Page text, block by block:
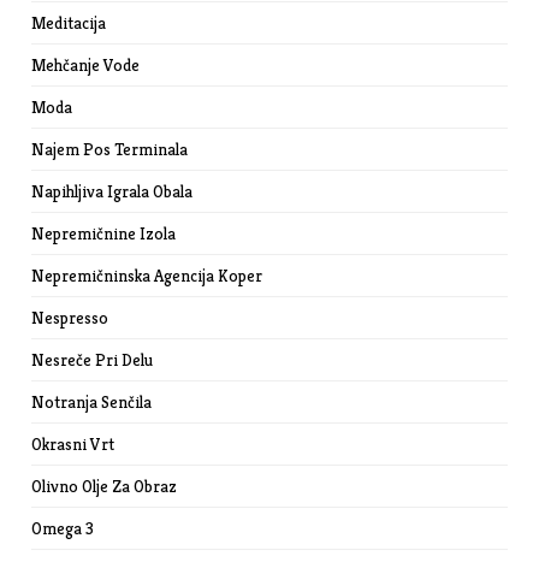
Meditacija
Mehčanje Vode
Moda
Najem Pos Terminala
Napihljiva Igrala Obala
Nepremičnine Izola
Nepremičninska Agencija Koper
Nespresso
Nesreče Pri Delu
Notranja Senčila
Okrasni Vrt
Olivno Olje Za Obraz
Omega 3